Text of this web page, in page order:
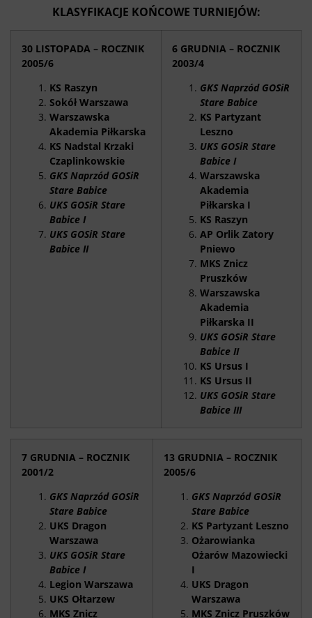
KLASYFIKACJE KOŃCOWE TURNIEJÓW:
30 LISTOPADA – ROCZNIK
2005/6
KS Raszyn
Sokół Warszawa
Warszawska
Akademia Piłkarska
KS Nadstal Krzaki
Czaplinkowskie
GKS Naprzód GOSiR
Stare Babice
UKS GOSiR Stare
Babice I
UKS GOSiR Stare
Babice II
6 GRUDNIA – ROCZNIK
2003/4
GKS Naprzód GOSiR
Stare Babice
KS Partyzant
Leszno
UKS GOSiR Stare
Babice I
Warszawska
Akademia
Piłkarska I
KS Raszyn
AP Orlik Zatory
Pniewo
MKS Znicz
Pruszków
Warszawska
Akademia
Piłkarska II
UKS GOSiR Stare
Babice II
KS Ursus I
KS Ursus II
UKS GOSiR Stare
Babice III
7 GRUDNIA – ROCZNIK
2001/2
GKS Naprzód GOSiR
Stare Babice
UKS Dragon
Warszawa
UKS GOSiR Stare
Babice I
Legion Warszawa
UKS Ołtarzew
MKS Znicz
13 GRUDNIA – ROCZNIK
2005/6
GKS Naprzód GOSiR
Stare Babice
KS Partyzant Leszno
Ożarowianka
Ożarów Mazowiecki
I
UKS Dragon
Warszawa
MKS Znicz Pruszków